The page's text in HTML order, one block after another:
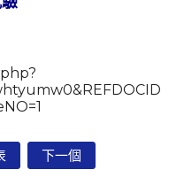
下一個